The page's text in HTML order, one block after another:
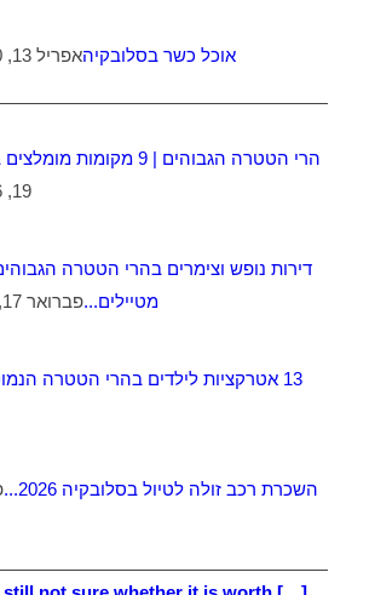
אוכל כשר בסלובקיהאפריל 13, 2020 - 10:20 am
הרי הטטרה הגבוהים | 9 מקומות מומלצים ב-2026...
19, 2026 - 12:05 pm
מטיילים...פברואר 17, 2026 - 1:25 pm
13 אטרקציות לילדים בהרי הטטרה הנמוכים...
השכרת רכב זולה לטיול בסלובקיה 2026...